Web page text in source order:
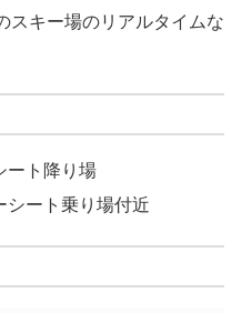
スキー場のリアルタイムな
ート降り場
シート乗り場付近